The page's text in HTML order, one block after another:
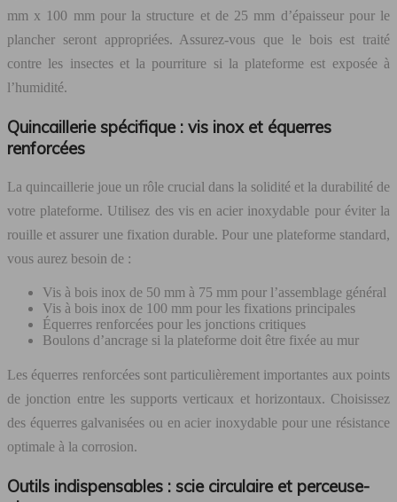
mm x 100 mm pour la structure et de 25 mm d’épaisseur pour le
plancher seront appropriées. Assurez-vous que le bois est traité
contre les insectes et la pourriture si la plateforme est exposée à
l’humidité.
Quincaillerie spécifique : vis inox et équerres
renforcées
La quincaillerie joue un rôle crucial dans la solidité et la durabilité de
votre plateforme. Utilisez des vis en acier inoxydable pour éviter la
rouille et assurer une fixation durable. Pour une plateforme standard,
vous aurez besoin de :
Vis à bois inox de 50 mm à 75 mm pour l’assemblage général
Vis à bois inox de 100 mm pour les fixations principales
Équerres renforcées pour les jonctions critiques
Boulons d’ancrage si la plateforme doit être fixée au mur
Les équerres renforcées sont particulièrement importantes aux points
de jonction entre les supports verticaux et horizontaux. Choisissez
des équerres galvanisées ou en acier inoxydable pour une résistance
optimale à la corrosion.
Outils indispensables : scie circulaire et perceuse-